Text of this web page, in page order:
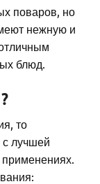
поваров, но
нежную и
блюд.
то
с лучшей